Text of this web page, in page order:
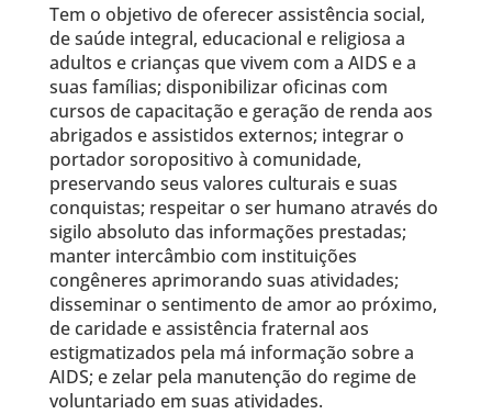
Tem o objetivo de oferecer assistência social,
de saúde integral, educacional e religiosa a
adultos e crianças que vivem com a AIDS e a
suas famílias; disponibilizar oficinas com
cursos de capacitação e geração de renda aos
abrigados e assistidos externos; integrar o
portador soropositivo à comunidade,
preservando seus valores culturais e suas
conquistas; respeitar o ser humano através do
sigilo absoluto das informações prestadas;
manter intercâmbio com instituições
congêneres aprimorando suas atividades;
disseminar o sentimento de amor ao próximo,
de caridade e assistência fraternal aos
estigmatizados pela má informação sobre a
AIDS; e zelar pela manutenção do regime de
voluntariado em suas atividades.